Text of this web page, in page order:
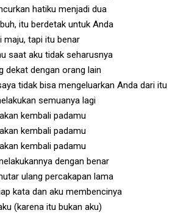
hatiku menjadi dua
itu berdetak untuk Anda
maju, tapi itu benar
saat aku tidak seharusnya
dekat dengan orang lain
tidak bisa mengeluarkan Anda dari itu
semuanya lagi
kembali padamu
kembali padamu
kembali padamu
dengan benar
ulang percakapan lama
kata dan aku membencinya
(karena itu bukan aku)